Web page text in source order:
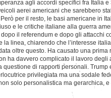
agli accordi specifici fra Italia e
aerei americani che sarebbero
per il resto, le basi americane in
e le critiche italiane alla guerra
il referendum e dopo gli attacchi
la linea, chiarendo che l’interesse
oltre questo. Ha causato una prima
ha davvero complicato il lavoro
questione di rapporti personali.
privilegiata ma una sodale
solo personalistica ma gerarchica,